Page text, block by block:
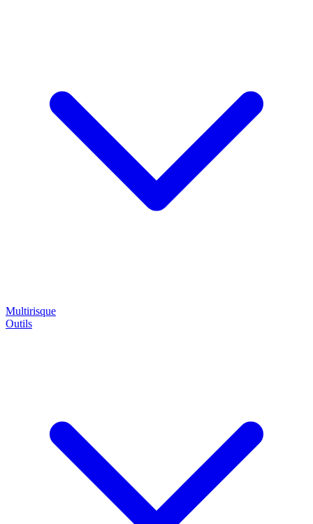
Multirisque
Outils